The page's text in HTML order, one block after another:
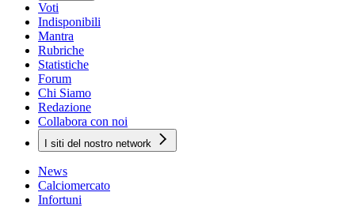
Voti
Indisponibili
Mantra
Rubriche
Statistiche
Forum
Chi Siamo
Redazione
Collabora con noi
I siti del nostro network
News
Calciomercato
Infortuni